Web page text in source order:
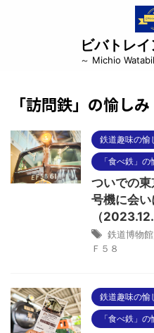
ビバトレ
～ Michio
「訪問鉄」の愉しみ
鉄道趣味の愉
「食べ鉄」
ついでの
号機に会い
（
鉄道博物館
Ｆ５８
鉄道趣味の愉
「食べ鉄」